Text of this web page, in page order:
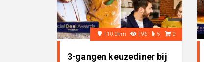
+10.0km 196 5 0
3-gangen keuzediner bij